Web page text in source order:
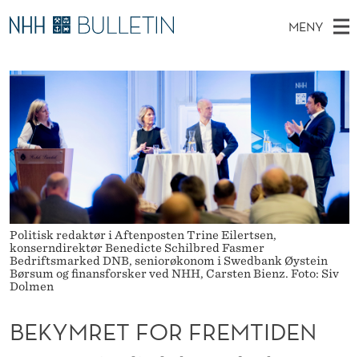
B
E
K
Y
M
R
E
T
F
O
F
MENY
O
V
E
D
M
E
N
Y
Ø
T
S
T
E
D
E
T
Stipendiater og nye forskerprofiler
Disputaser
Ekspertutvalg
Om Bulletin
Politisk redaktør i Aftenposten Trine Eilertsen,
konserndirektør Benedicte Schilbred Fasmer
Bedriftsmarked DNB, seniorøkonom i Swedbank Øystein
Børsum og finansforsker ved NHH, Carsten Bienz. Foto: Siv
Dolmen
BEKYMRET FOR FREMTIDEN